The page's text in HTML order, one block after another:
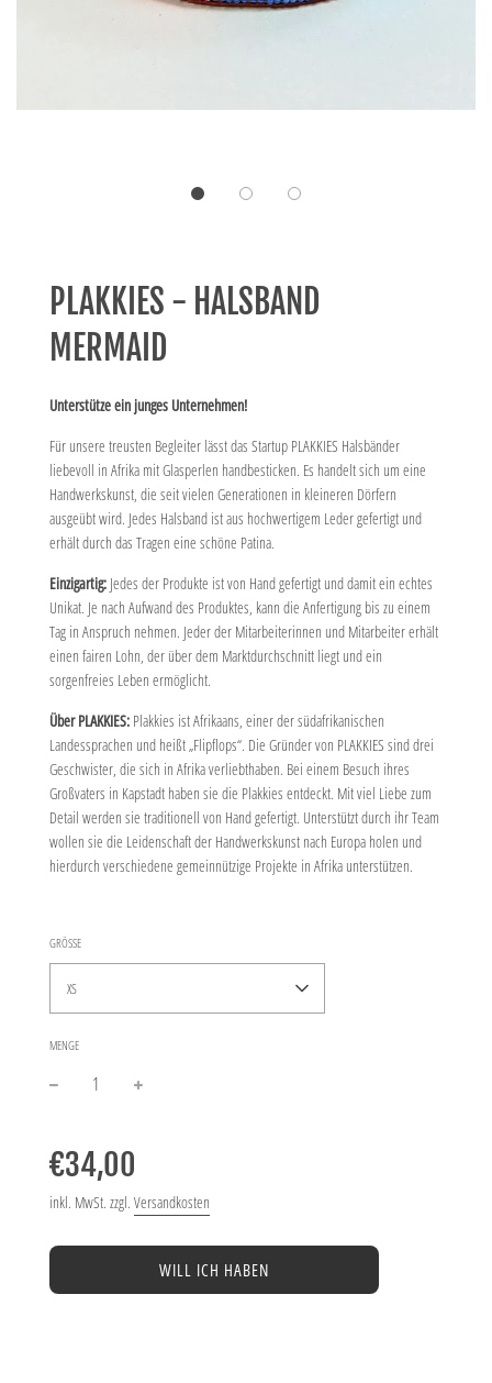
PLAKKIES - HALSBAND
MERMAID
Unterstütze ein junges Unternehmen!
Für unsere treusten Begleiter lässt das Startup PLAKKIES Halsbänder
liebevoll in Afrika mit Glasperlen handbesticken. Es handelt sich um eine
Handwerkskunst, die seit vielen Generationen in kleineren Dörfern
ausgeübt wird. Jedes Halsband ist aus hochwertigem Leder gefertigt und
erhält durch das Tragen eine schöne Patina.
Einzigartig: Jedes der Produkte ist von Hand gefertigt und damit ein echtes
Unikat. Je nach Aufwand des Produktes, kann die Anfertigung bis zu einem
Tag in Anspruch nehmen. Jeder der Mitarbeiterinnen und Mitarbeiter erhält
einen fairen Lohn, der über dem Marktdurchschnitt liegt und ein
sorgenfreies Leben ermöglicht.
Über PLAKKIES: Plakkies ist Afrikaans, einer der südafrikanischen
Landessprachen und heißt „Flipflops“. Die Gründer von PLAKKIES sind drei
Geschwister, die sich in Afrika verliebthaben. Bei einem Besuch ihres
Großvaters in Kapstadt haben sie die Plakkies entdeckt. Mit viel Liebe zum
Detail werden sie traditionell von Hand gefertigt. Unterstützt durch ihr Team
wollen sie die Leidenschaft der Handwerkskunst nach Europa holen und
hierdurch verschiedene gemeinnützige Projekte in Afrika unterstützen.
GRÖSSE
XS
MENGE
Preis
€34,00
inkl. MwSt. zzgl. Versandkosten
WILL ICH HABEN